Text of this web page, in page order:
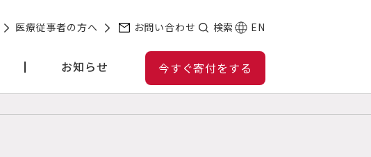
医療従事者の方へ お問い合わせ 検索 EN
お知らせ 今すぐ寄付をする